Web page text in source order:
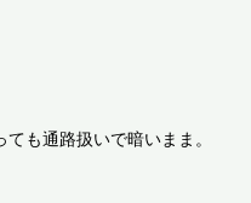
も通路扱いで暗いまま。